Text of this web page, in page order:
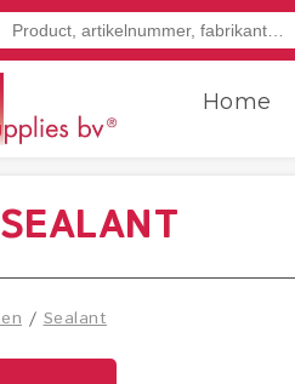
Home
/Sealant